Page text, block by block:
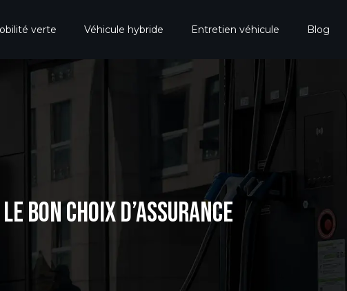
verte Véhicule hybride Entretien véhicule Blog
BON CHOIX D’ASSURANCE